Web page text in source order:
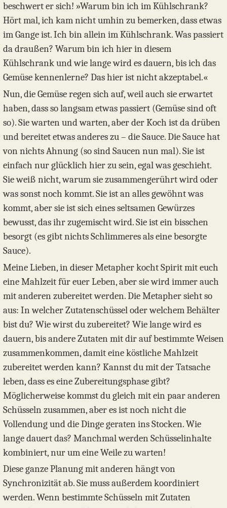
beschwert er sich! »Warum bin ich im Kühlschrank?
Hört mal, ich kam nicht umhin zu bemerken, dass etwas
im Gange ist. Ich bin allein im Kühlschrank. Was passiert
da draußen? Warum bin ich hier in diesem
Kühlschrank und wie lange wird es dauern, bis ich das
Gemüse kennenlerne? Das hier ist nicht akzeptabel.«
Nun, die Gemüse regen sich auf, weil auch sie erwartet
haben, dass so langsam etwas passiert (Gemüse sind oft
so). Sie warten und warten, aber der Koch ist da drüben
und bereitet etwas anderes zu – die Sauce. Die Sauce hat
von nichts Ahnung (so sind Saucen nun mal). Sie ist
einfach nur glücklich hier zu sein, egal was geschieht.
Sie weiß nicht, warum sie zusammengerührt wird oder
was sonst noch kommt. Sie ist an alles gewöhnt was
kommt, aber sie ist sich eines seltsamen Gewürzes
bewusst, das ihr zugemischt wird. Sie ist ein bisschen
besorgt (es gibt nichts Schlimmeres als eine besorgte
Sauce).
Meine Lieben, in dieser Metapher kocht Spirit mit euch
eine Mahlzeit für euer Leben, aber sie wird immer auch
mit anderen zubereitet werden. Die Metapher sieht so
aus: In welcher Zutatenschüssel oder welchem Behälter
bist du? Wie wirst du zubereitet? Wie lange wird es
dauern, bis andere Zutaten mit dir auf bestimmte Weisen
zusammenkommen, damit eine köstliche Mahlzeit
zubereitet werden kann? Kannst du mit der Tatsache
leben, dass es eine Zubereitungsphase gibt?
Möglicherweise kommst du gleich mit ein paar anderen
Schüsseln zusammen, aber es ist noch nicht die
Vollendung und die Dinge geraten ins Stocken. Wie
lange dauert das? Manchmal werden Schüsselinhalte
kombiniert, nur um eine Weile zu warten!
Diese ganze Planung mit anderen hängt von
Synchronizität ab. Sie muss außerdem koordiniert
werden. Wenn bestimmte Schüsseln mit Zutaten